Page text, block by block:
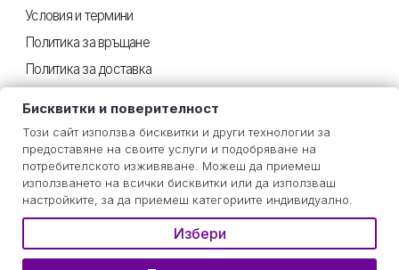
Условия и термини
Политика за връщане
Политика за доставка
Полезен
Инструкции iOS
Инструкции Android
Оценка на потреблението
Бисквитки и поверителност
Този сайт използва бисквитки и други технологии за
предоставяне на своите услуги и подобряване на
потребителското изживяване. Можеш да приемеш
използването на всички бисквитки или да използваш
настройките, за да приемеш категориите индивидуално.
Избери